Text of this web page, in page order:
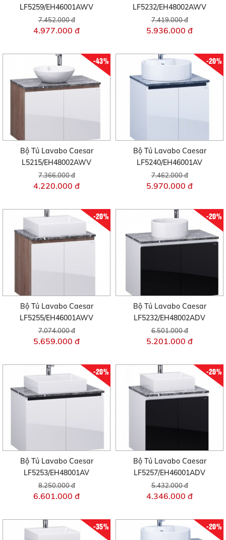
LF5259/EH46001AWV
7.452.000 đ
4.977.000 đ
LF5232/EH48002AWV
7.419.000 đ
5.936.000 đ
-43%
Bộ Tủ Lavabo Caesar
L5215/EH48002AWV
7.366.000 đ
4.220.000 đ
-20%
Bộ Tủ Lavabo Caesar
LF5240/EH46001AV
7.462.000 đ
5.970.000 đ
-20%
Bộ Tủ Lavabo Caesar
LF5255/EH46001AWV
7.074.000 đ
5.659.000 đ
-20%
Bộ Tủ Lavabo Caesar
LF5232/EH48002ADV
6.501.000 đ
5.201.000 đ
-20%
Bộ Tủ Lavabo Caesar
LF5253/EH48001AV
8.250.000 đ
6.601.000 đ
-20%
Bộ Tủ Lavabo Caesar
LF5257/EH46001ADV
5.432.000 đ
4.346.000 đ
-35% -20%